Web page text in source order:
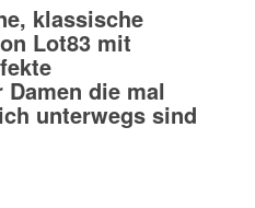
klassische
Lot83 mit
die mal
unterwegs sind